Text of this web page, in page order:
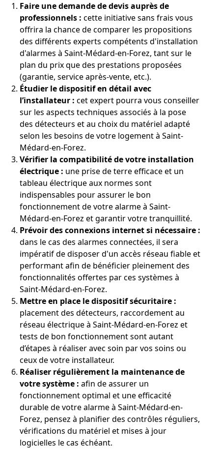
Faire une demande de devis auprès de
professionnels : cette initiative sans frais vous
offrira la chance de comparer les propositions
des différents experts compétents d'installation
d'alarmes à Saint-Médard-en-Forez, tant sur le
plan du prix que des prestations proposées
(garantie, service après-vente, etc.).
Étudier le dispositif en détail avec
l’installateur : cet expert pourra vous conseiller
sur les aspects techniques associés à la pose
des détecteurs et au choix du matériel adapté
selon les besoins de votre logement à Saint-
Médard-en-Forez.
Vérifier la compatibilité de votre installation
électrique : une prise de terre efficace et un
tableau électrique aux normes sont
indispensables pour assurer le bon
fonctionnement de votre alarme à Saint-
Médard-en-Forez et garantir votre tranquillité.
Prévoir des connexions internet si nécessaire :
dans le cas des alarmes connectées, il sera
impératif de disposer d'un accès réseau fiable et
performant afin de bénéficier pleinement des
fonctionnalités offertes par ces systèmes à
Saint-Médard-en-Forez.
Mettre en place le dispositif sécuritaire :
placement des détecteurs, raccordement au
réseau électrique à Saint-Médard-en-Forez et
tests de bon fonctionnement sont autant
d’étapes à réaliser avec soin par vos soins ou
ceux de votre installateur.
Réaliser régulièrement la maintenance de
votre système : afin de assurer un
fonctionnement optimal et une efficacité
durable de votre alarme à Saint-Médard-en-
Forez, pensez à planifier des contrôles réguliers,
vérifications du matériel et mises à jour
logicielles le cas échéant.